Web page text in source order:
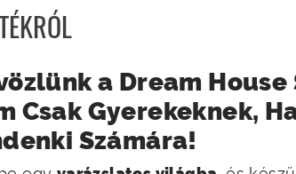
a Dream
Csak Gyerekeknek,
Számára!